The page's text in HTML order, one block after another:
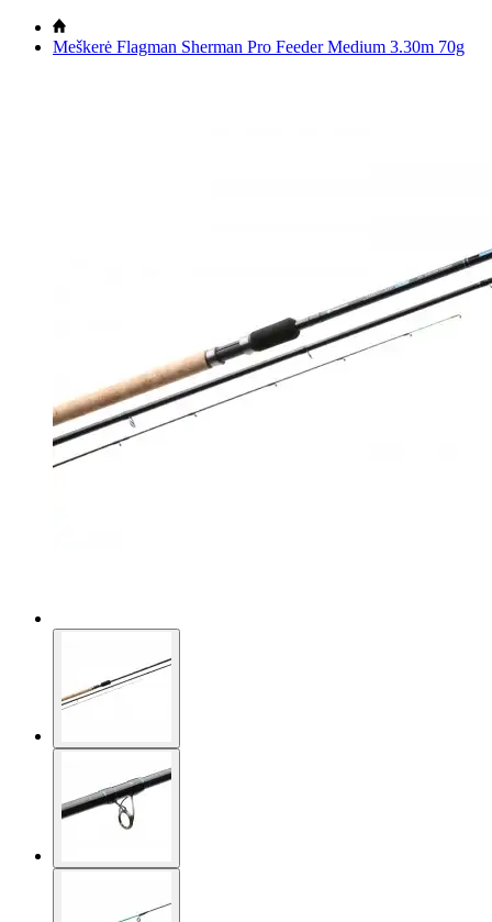
Meškerė Flagman Sherman Pro Feeder Medium 3.30m 70g